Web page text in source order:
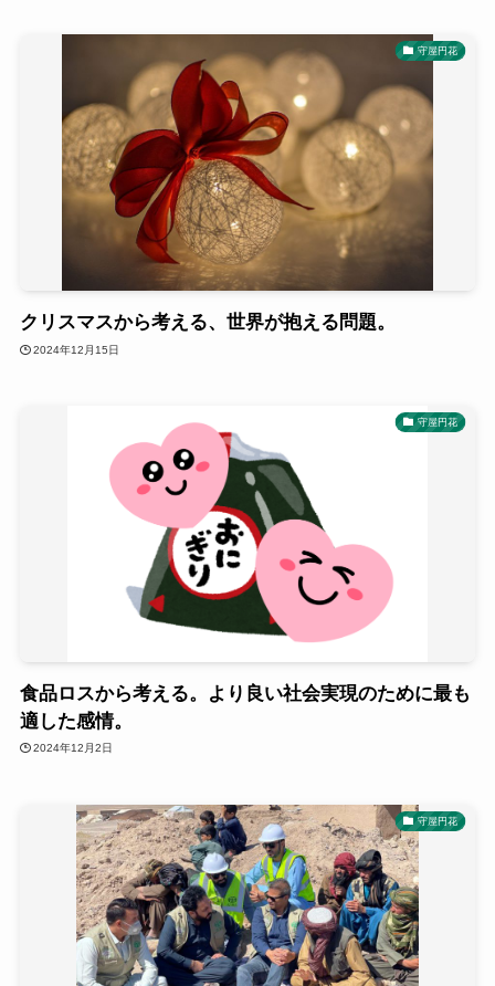
守屋円花
クリスマスから考える、世界が抱える問題。
2024年12月15日
守屋円花
食品ロスから考える。より良い社会実現のために最も
適した感情。
2024年12月2日
守屋円花